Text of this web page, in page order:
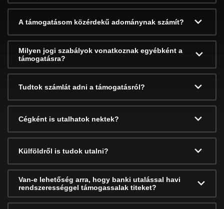
A támogatásom közérdekű adománynak számít?
Milyen jogi szabályok vonatkoznak egyébként a
támogatásra?
Tudtok számlát adni a támogatásról?
Cégként is utalhatok nektek?
Külföldről is tudok utalni?
Van-e lehetőség arra, hogy banki utalással havi
rendszerességgel támogassalak titeket?